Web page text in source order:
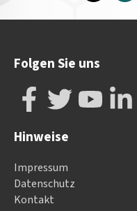
Folgen Sie uns
Hinweise
Impressum
Datenschutz
Kontakt